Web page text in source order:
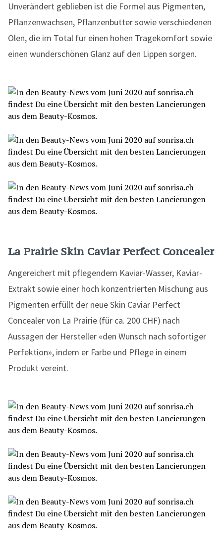
Unverändert geblieben ist die Formel aus Pigmenten,
Pflanzenwachsen, Pflanzenbutter sowie verschiedenen
Ölen, die im Total für einen hohen Tragekomfort sowie
einen wunderschönen Glanz auf den Lippen sorgen.
La Prairie Skin Caviar Perfect Concealer
Angereichert mit pflegendem Kaviar-Wasser, Kaviar-
Extrakt sowie einer hoch konzentrierten Mischung aus
Pigmenten erfüllt der neue Skin Caviar Perfect
Concealer von La Prairie (für ca. 200 CHF) nach
Aussagen der Hersteller «den Wunsch nach sofortiger
Perfektion», indem er Farbe und Pflege in einem
Produkt vereint.